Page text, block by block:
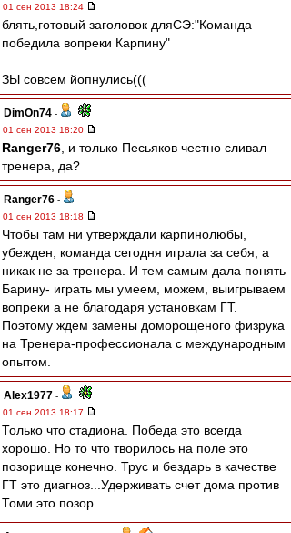
01 сен 2013 18:24
блять,готовый заголовок дляСЭ:"Команда
победила вопреки Карпину"
ЗЫ совсем йопнулись(((
DimOn74 -
01 сен 2013 18:20
Ranger76 , и только Песьяков честно сливал
тренера, да?
Ranger76 -
01 сен 2013 18:18
Чтобы там ни утверждали карпинолюбы,
убежден, команда сегодня играла за себя, а
никак не за тренера. И тем самым дала понять
Барину- играть мы умеем, можем, выигрываем
вопреки а не благодаря установкам ГТ.
Поэтому ждем замены доморощеного физрука
на Тренера-профессионала c международным
опытом.
Alex1977 -
01 сен 2013 18:17
Только что стадиона. Победа это всегда
хорошо. Но то что творилось на поле это
позорище конечно. Трус и бездарь в качестве
ГТ это диагноз...Удерживать счет дома против
Томи это позор.